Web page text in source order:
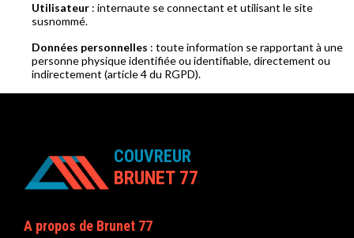
Utilisateur : internaute se connectant et utilisant le site
susnommé.
Données personnelles : toute information se rapportant à une
personne physique identifiée ou identifiable, directement ou
indirectement (article 4 du RGPD).
COUVREUR
BRUNET 77
A propos de Brunet 77